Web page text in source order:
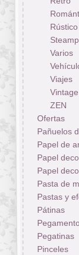
Rústico
Varios
Viajes
Vintage
ZEN
Ofertas
Pañuelos
Papel de
Papel
Papel
Pasta de
Pastas y
Pátinas
Pegatinas
Pinceles